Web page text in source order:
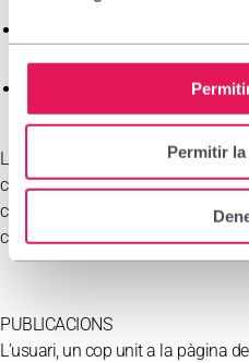
Permitir
Actualitzacions de l’estat de
de l’usuari.
L’usuari sempre pot controlar les
continguts que deixin de ser del
comparteix les seves connexions,
configuració de privacitat.
PUBLICACIONS
L’usuari, un cop unit a la pàgina